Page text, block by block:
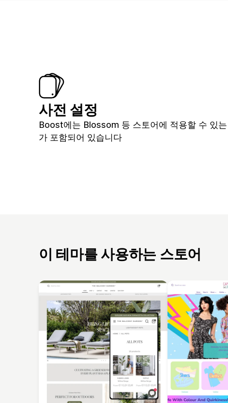
사전 설정
Boost에는 Blossom 등 스토어에 적용할 수 있
가 포함되어 있습니다
이 테마를 사용하는 스토어